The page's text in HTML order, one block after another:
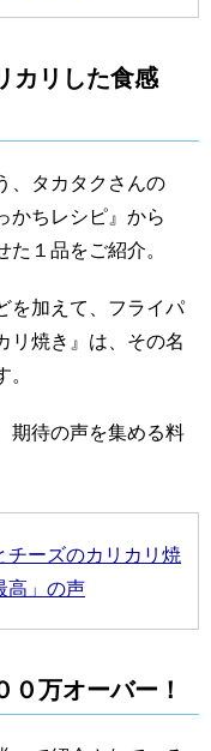
カリした食感
、タカタクさんの
かちレシピ』から
１品をご紹介。
を加えて、フライパ
リ焼き』は、その名
期待の声を集める料
ーズのカリカリ焼
高」の声
万オーバー！